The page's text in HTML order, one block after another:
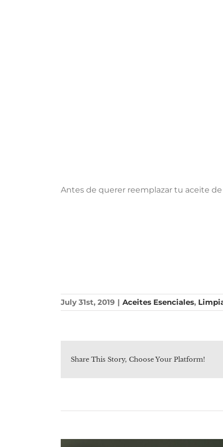
Antes de querer reemplazar tu aceite
July 31st, 2019 | Aceites Esenciales,
Share This Story, Choose Your Platform!